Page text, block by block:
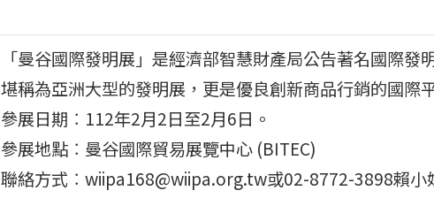
曼谷國際發明展」是經濟部智慧財產局公告著名國際發
稱為亞洲大型的發明展，更是優良創新商品行銷的國際
展日期︰112年2月2日至2月6日。
展地點︰曼谷國際貿易展覽中心 (BITEC)
絡方式︰wiipa168@wiipa.org.tw或02-8772-3898賴小